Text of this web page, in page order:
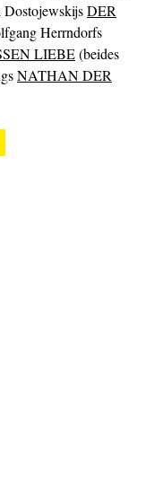
DER
Herrndorfs
LIEBE(beides
NATHAN DER